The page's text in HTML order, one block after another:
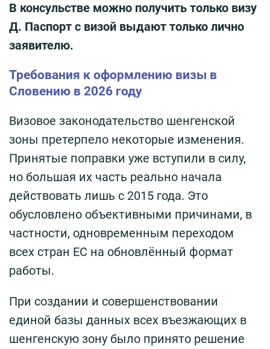
В консульстве можно получить только визу
Д. Паспорт с визой выдают только лично
заявителю.
Требования к оформлению визы в
Словению в 2026 году
Визовое законодательство шенгенской
зоны претерпело некоторые изменения.
Принятые поправки уже вступили в силу,
но большая их часть реально начала
действовать лишь с 2015 года. Это
обусловлено объективными причинами, в
частности, одновременным переходом
всех стран ЕС на обновлённый формат
работы.
При создании и совершенствовании
единой базы данных всех въезжающих в
шенгенскую зону было принято решение